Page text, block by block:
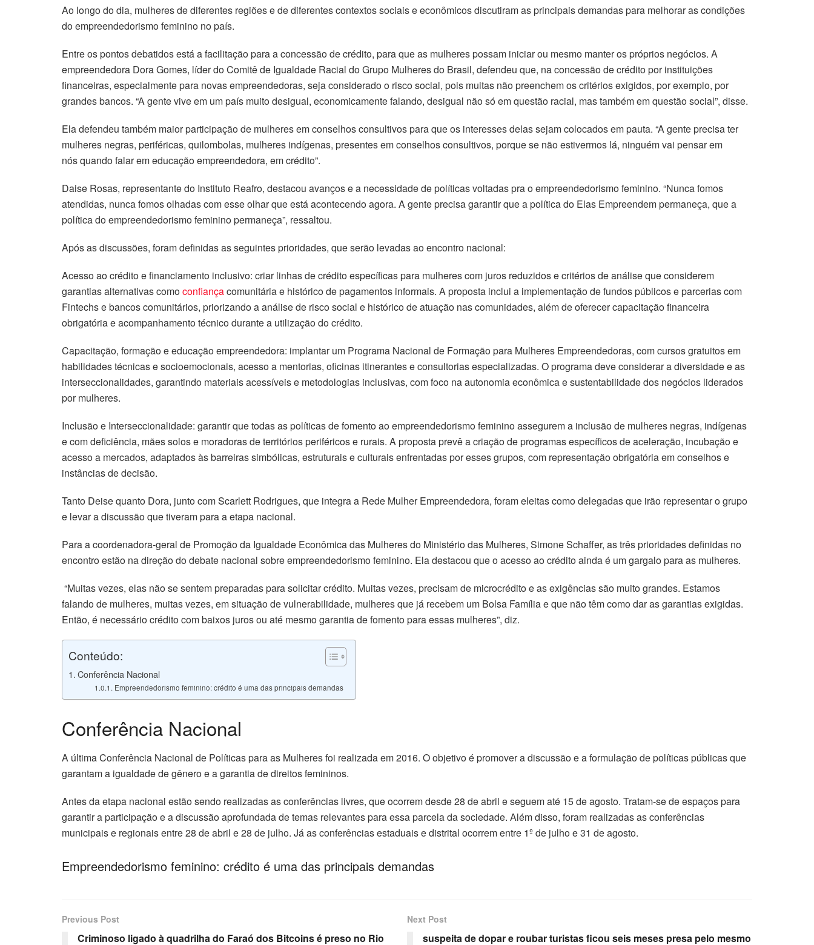
Ao longo do dia, mulheres de diferentes regiões e de diferentes contextos sociais e econômicos discutiram as principais demandas para melhorar as condições
do empreendedorismo feminino no país.
Entre os pontos debatidos está a facilitação para a concessão de crédito, para que as mulheres possam iniciar ou mesmo manter os próprios negócios. A
empreendedora Dora Gomes, líder do Comitê de Igualdade Racial do Grupo Mulheres do Brasil, defendeu que, na concessão de crédito por instituições
financeiras, especialmente para novas empreendedoras, seja considerado o risco social, pois muitas não preenchem os critérios exigidos, por exemplo, por
grandes bancos. “A gente vive em um país muito desigual, economicamente falando, desigual não só em questão racial, mas também em questão social”, disse.
Ela defendeu também maior participação de mulheres em conselhos consultivos para que os interesses delas sejam colocados em pauta. “A gente precisa ter
mulheres negras, periféricas, quilombolas, mulheres indígenas, presentes em conselhos consultivos, porque se não estivermos lá, ninguém vai pensar em
nós quando falar em educação empreendedora, em crédito”.
Daise Rosas, representante do Instituto Reafro, destacou avanços e a necessidade de políticas voltadas pra o empreendedorismo feminino. “Nunca fomos
atendidas, nunca fomos olhadas com esse olhar que está acontecendo agora. A gente precisa garantir que a política do Elas Empreendem permaneça, que a
política do empreendedorismo feminino permaneça”, ressaltou.
Após as discussões, foram definidas as seguintes prioridades, que serão levadas ao encontro nacional:
Acesso ao crédito e financiamento inclusivo: criar linhas de crédito específicas para mulheres com juros reduzidos e critérios de análise que considerem
garantias alternativas comoconfiançacomunitária e histórico de pagamentos informais. A proposta inclui a implementação de fundos públicos e parcerias com
Fintechs e bancos comunitários, priorizando a análise de risco social e histórico de atuação nas comunidades, além de oferecer capacitação financeira
obrigatória e acompanhamento técnico durante a utilização do crédito.
Capacitação, formação e educação empreendedora: implantar um Programa Nacional de Formação para Mulheres Empreendedoras, com cursos gratuitos em
habilidades técnicas e socioemocionais, acesso a mentorias, oficinas itinerantes e consultorias especializadas. O programa deve considerar a diversidade e as
interseccionalidades, garantindo materiais acessíveis e metodologias inclusivas, com foco na autonomia econômica e sustentabilidade dos negócios liderados
por mulheres.
Inclusão e Interseccionalidade: garantir que todas as políticas de fomento ao empreendedorismo feminino assegurem a inclusão de mulheres negras, indígenas
e com deficiência, mães solos e moradoras de territórios periféricos e rurais. A proposta prevê a criação de programas específicos de aceleração, incubação e
acesso a mercados, adaptados às barreiras simbólicas, estruturais e culturais enfrentadas por esses grupos, com representação obrigatória em conselhos e
instâncias de decisão.
Tanto Deise quanto Dora, junto com Scarlett Rodrigues, que integra a Rede Mulher Empreendedora, foram eleitas como delegadas que irão representar o grupo
e levar a discussão que tiveram para a etapa nacional.
Para a coordenadora-geral de Promoção da Igualdade Econômica das Mulheres do Ministério das Mulheres, Simone Schaffer, as três prioridades definidas no
encontro estão na direção do debate nacional sobre empreendedorismo feminino. Ela destacou que o acesso ao crédito ainda é um gargalo para as mulheres.
“Muitas vezes, elas não se sentem preparadas para solicitar crédito. Muitas vezes, precisam de microcrédito e as exigências são muito grandes. Estamos
falando de mulheres, muitas vezes, em situação de vulnerabilidade, mulheres que já recebem um Bolsa Família e que não têm como dar as garantias exigidas.
Então, é necessário crédito com baixos juros ou até mesmo garantia de fomento para essas mulheres”, diz.
Conteúdo:
Conferência Nacional
Empreendedorismo feminino: crédito é uma das principais demandas
Conferência Nacional
A última Conferência Nacional de Políticas para as Mulheres foi realizada em 2016. O objetivo é promover a discussão e a formulação de políticas públicas que
garantam a igualdade de gênero e a garantia de direitos femininos.
Antes da etapa nacional estão sendo realizadas as conferências livres, que ocorrem desde 28 de abril e seguem até 15 de agosto. Tratam-se de espaços para
garantir a participação e a discussão aprofundada de temas relevantes para essa parcela da sociedade. Além disso, foram realizadas as conferências
municipais e regionais entre 28 de abril e 28 de julho. Já as conferências estaduais e distrital ocorrem entre 1º de julho e 31 de agosto.
Empreendedorismo feminino: crédito é uma das principais demandas
Previous Post
Criminoso ligado à quadrilha do Faraó dos Bitcoins é preso no Rio
Next Post
suspeita de dopar e roubar turistas ficou seis meses presa pelo mesmo